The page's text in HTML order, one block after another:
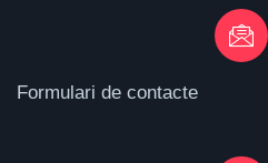
Formulari de contacte